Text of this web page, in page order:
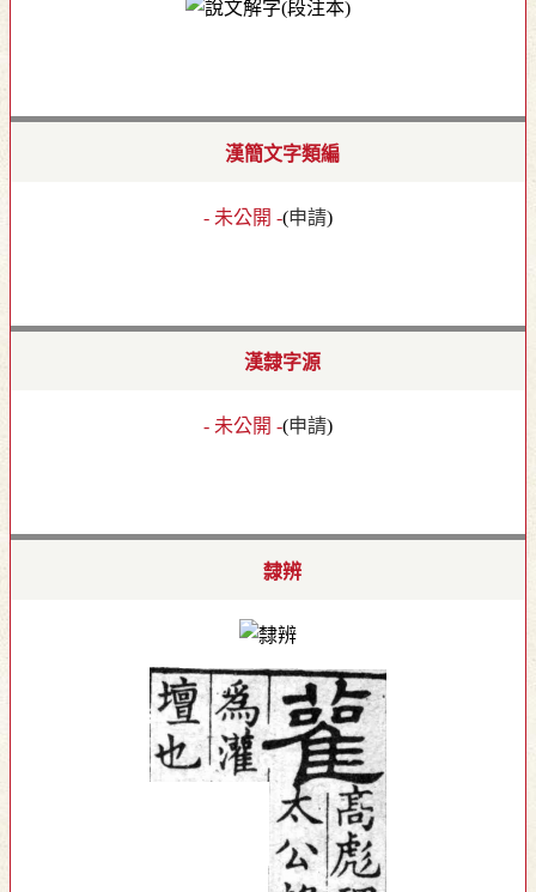
漢簡文字類編
- 未公開 -(申請)
漢隸字源
- 未公開 -(申請)
隸辨